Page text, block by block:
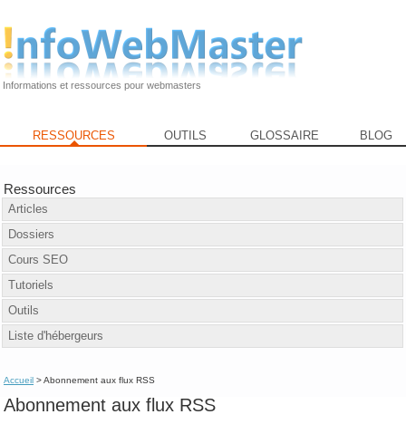
Informations et ressources pour webmasters
RESSOURCES OUTILS GLOSSAIRE BLOG
Ressources
Articles
Dossiers
Cours SEO
Tutoriels
Outils
Liste d'hébergeurs
Accueil > Abonnement aux flux RSS
Abonnement aux flux RSS